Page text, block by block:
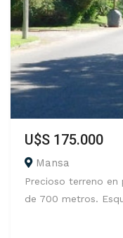
U$S 175.000
Mansa
Precioso terreno
de 700 metros.